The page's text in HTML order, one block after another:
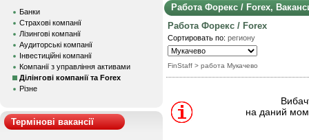
Банки
Страхові компанії
Лізингові компанії
Аудиторські компанії
Інвестиційні компанії
Компанії з управління активами
Ділінгові компанії та Forex
Різне
Термінові вакансії
Работа Форекс / Forex,
Работа Форекс / Forex
Сортировать по: региону
FinStaff > работа Мукачево
на даний